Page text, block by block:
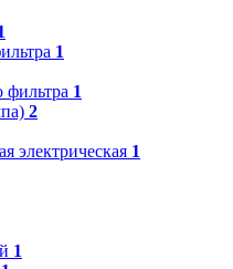
1
фильтра 1
2
электрическая 1
1